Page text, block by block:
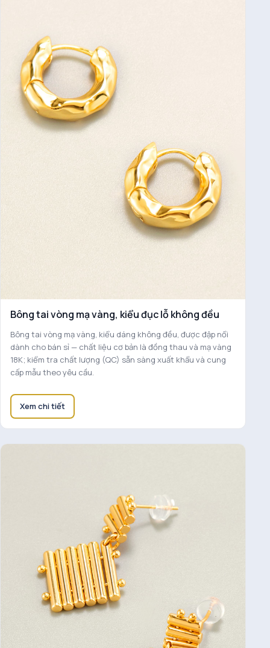
Bông tai vòng mạ vàng, kiểu đục lỗ không đều
Bông tai vòng mạ vàng, kiểu dáng không đều, được đập nổi
dành cho bán sỉ — chất liệu cơ bản là đồng thau và mạ vàng
18K; kiểm tra chất lượng (QC) sẵn sàng xuất khẩu và cung
cấp mẫu theo yêu cầu.
Xem chi tiết